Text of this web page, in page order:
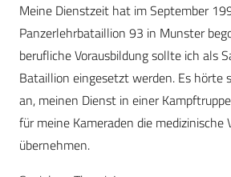
Meine Dienstzeit hat im September
Panzerlehrbataillion 93 in Munster
berufliche Vorausbildung sollte ich als
Bataillion eingesetzt werden. Es hörte
an, meinen Dienst in einer
für meine Kameraden die medizinische
übernehmen.